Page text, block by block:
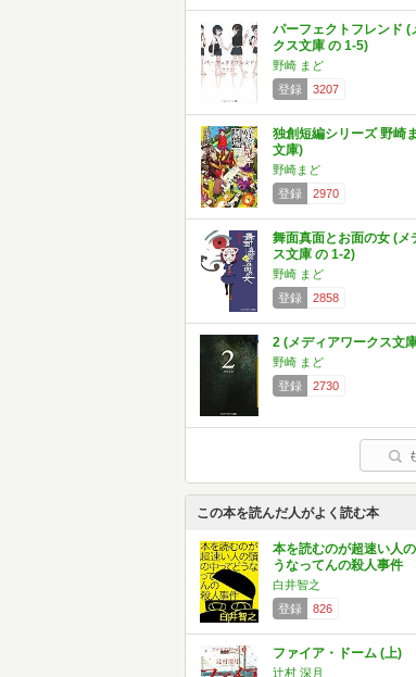
パーフェクトフレンド (
クス文庫 の 1-5)
野崎 まど
登録
3207
独創短編シリーズ 野崎
文庫)
野崎まど
登録
2970
舞面真面とお面の女 (メ
ス文庫 の 1-2)
野崎 まど
登録
2858
2 (メディアワークス文
野崎 まど
登録
2730
この本を読んだ人がよく読む本
本を読むのが超速い人
うなってんの殺人事件
白井智之
登録
826
ファイア・ドーム (上)
辻村 深月